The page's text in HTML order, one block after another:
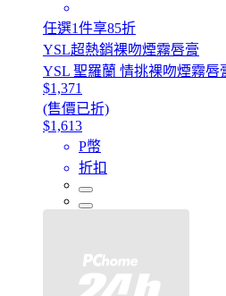
任選1件享85折
YSL超熱銷裸吻煙霧唇膏
YSL 聖羅蘭 情挑裸吻煙霧唇
$1,371
(售價已折)
$1,613
P幣
折扣